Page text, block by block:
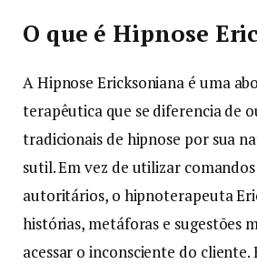
O que é Hipnose
A Hipnose Ericksoniana é uma
terapêutica que se diferencia de
tradicionais de hipnose por sua
sutil. Em vez de utilizar
autoritários, o hipnoterapeuta
histórias, metáforas e sugestões
acessar o inconsciente do cliente.